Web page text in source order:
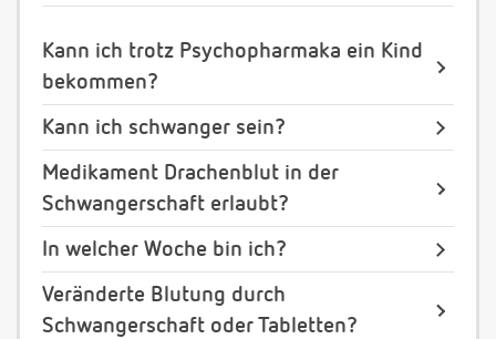
Kann ich trotz Psychopharmaka ein Kind
bekommen?
Kann ich schwanger sein?
Medikament Drachenblut in der
Schwangerschaft erlaubt?
In welcher Woche bin ich?
Veränderte Blutung durch
Schwangerschaft oder Tabletten?